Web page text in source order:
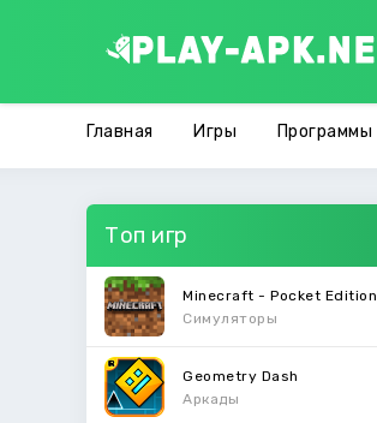
Главная Игры Программы
Топ игр
Minecraft - Pocket Edition
Симуляторы
Geometry Dash
Аркады